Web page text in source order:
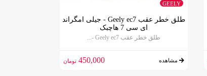
GEELY
طلق خطر عقب Geely ec7 - جيلی امگراند
ای سی 7 هاچبک
طلق خطر عقب Geely ec7 -...
مشاهده 450,000 تومان